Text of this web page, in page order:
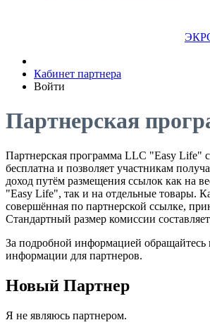
Кабинет партнера
Войти
Партнерская
Партнерская программа LLC "Easy Life"
бесплатна и позволяет участникам
доход путём размещения ссылок как на
"Easy Life", так и на отдельные товары.
совершённая по партнерской ссылке,
Стандартный размер комиссии
За подробной информацией обращайтесь
информации для партнеров.
Новый Партнер
Я не являюсь партнером.